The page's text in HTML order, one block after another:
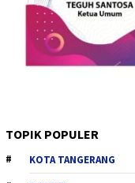
TOPIK POPULER
KOTA TANGERANG